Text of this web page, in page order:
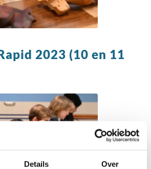
Details Over
2023 (10 en 11